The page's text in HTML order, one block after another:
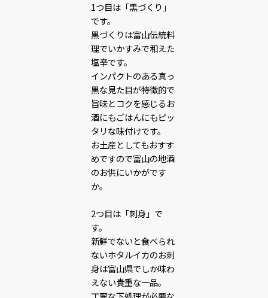
1つ目は「黒づくり」
です。
黒づくりは富山伝統料
理でいかすみで和えた
塩辛です。
インパクトのある真っ
黒な見た目が特徴的で
旨味とコクを感じるお
酒にもごはんにもピッ
タリな味付けです。
お土産としてもおすす
めですので富山の地酒
のお供にいかがです
か。
2つ目は「刺身」で
す。
新鮮でないと食べられ
ないホタルイカのお刺
身は富山県でしか味わ
えない貴重な一品。